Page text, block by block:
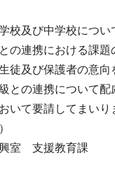
校及び中学校につ
の連携における課題
徒及び保護者の意向
との連携について配
いて要請してまいり
室 支援教育課